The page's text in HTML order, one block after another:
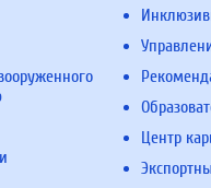
Центр